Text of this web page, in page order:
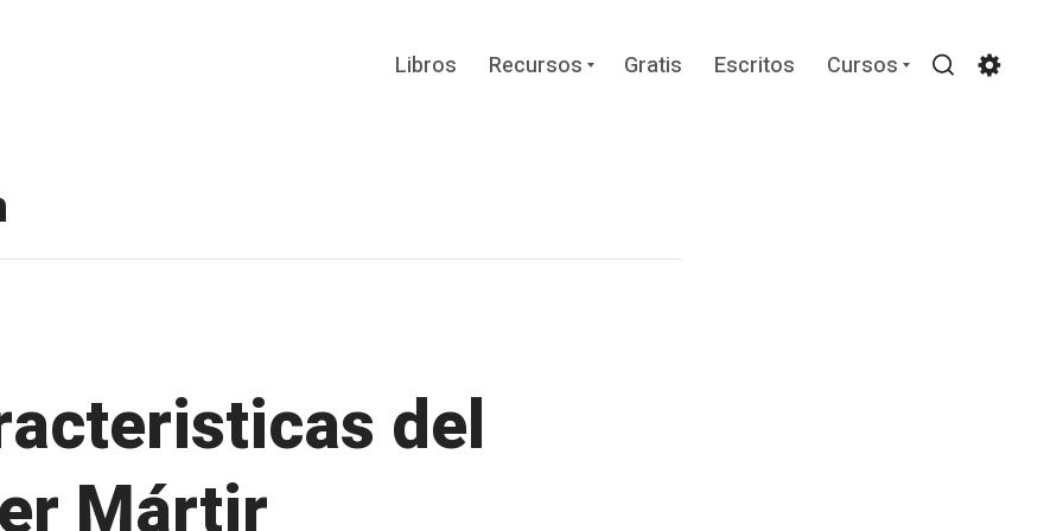
Libros Recursos Expand
childGratis Escritos Cursos Expand
child
del